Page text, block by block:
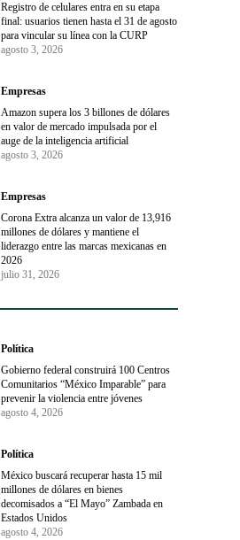
Registro de celulares entra en su etapa
final: usuarios tienen hasta el 31 de agosto
para vincular su línea con la CURP
agosto 3, 2026
Empresas
Amazon supera los 3 billones de dólares
en valor de mercado impulsada por el
auge de la inteligencia artificial
agosto 3, 2026
Empresas
Corona Extra alcanza un valor de 13,916
millones de dólares y mantiene el
liderazgo entre las marcas mexicanas en
2026
julio 31, 2026
Política
Gobierno federal construirá 100 Centros
Comunitarios “México Imparable” para
prevenir la violencia entre jóvenes
agosto 4, 2026
Política
México buscará recuperar hasta 15 mil
millones de dólares en bienes
decomisados a “El Mayo” Zambada en
Estados Unidos
agosto 4, 2026